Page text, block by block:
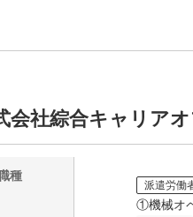
会社綜合キャリア
種
派遣労働
①機械オ